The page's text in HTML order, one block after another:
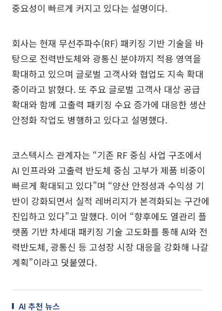
중요성이 빠르게 커지고 있다는 설명이다.
회사는 현재 무선주파수(RF) 패키징 기반 기술을 바
탕으로 전력반도체와 광통신 분야까지 적용 영역을
확대하고 있으며 글로벌 고객사와 협업도 지속 확대
중이라고 밝혔다. 또 주요 글로벌 고객사 대상 공급
확대와 함께 고출력 패키징 수요 증가에 대응한 생산
안정화 작업도 병행하고 있다고 설명했다.
코스텍시스 관계자는 “기존 RF 중심 사업 구조에서
AI 인프라와 고출력 반도체 중심 고부가 제품 비중이
빠르게 확대되고 있다”며 “양산 안정성과 수익성 기
반이 강화되면서 실적 레버리지가 본격화되는 구간에
진입하고 있다”고 말했다. 이어 “향후에도 열관리 플
랫폼 기반 차세대 패키징 기술 고도화를 통해 AI와 전
력반도체, 광통신 등 고성장 시장 대응을 강화해 나갈
계획”이라고 덧붙였다.
AI 추천 뉴스